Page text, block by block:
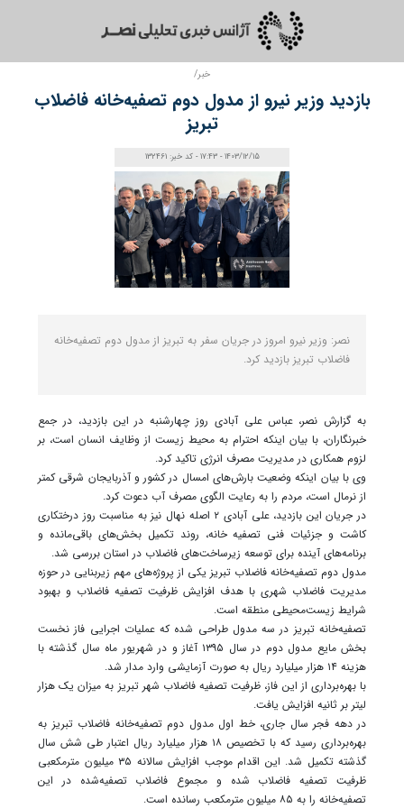
خبر/
بازدید وزیر نیرو از مدول دوم تصفیه‌خانه فاضلاب
تبریز
1403/12/15 - 17:43 - کد خبر: 132461
نصر: وزیر نیرو امروز در جریان سفر به تبریز از مدول دوم تصفیه‌خانه
فاضلاب تبریز بازدید کرد.
به گزارش نصر، عباس علی آبادی روز چهارشنبه در این بازدید، در جمع
خبرنگاران، با بیان اینکه احترام به محیط زیست از وظایف انسان است، بر
لزوم همکاری در مدیریت مصرف انرژی تاکید کرد.
وی با بیان اینکه وضعیت بارش‌های امسال در کشور و آذربایجان شرقی کمتر
از نرمال است، مردم را به رعایت الگوی مصرف آب دعوت کرد.
در جریان این بازدید، علی آبادی ۲ اصله نهال نیز به مناسبت روز درختکاری
کاشت و جزئیات فنی تصفیه خانه، روند تکمیل بخش‌های باقی‌مانده و
برنامه‌های آینده برای توسعه زیرساخت‌های فاضلاب در استان بررسی شد.
مدول دوم تصفیه‌خانه فاضلاب تبریز یکی از پروژه‌های مهم زیربنایی در حوزه
مدیریت فاضلاب شهری با هدف افزایش ظرفیت تصفیه فاضلاب و بهبود
شرایط زیست‌محیطی منطقه است.
تصفیه‌خانه تبریز در سه مدول طراحی شده که عملیات اجرایی فاز نخست
بخش مایع مدول دوم در سال ۱۳۹۵ آغاز و در شهریور ماه سال گذشته با
هزینه‌ ۱۴ هزار میلیارد ریال به صورت آزمایشی وارد مدار شد.
با بهره‌برداری از این فاز، ظرفیت تصفیه فاضلاب شهر تبریز به میزان یک هزار
لیتر بر ثانیه افزایش یافت.
در دهه فجر سال جاری، خط اول مدول دوم تصفیه‌خانه فاضلاب تبریز به
بهره‌برداری رسید که با تخصیص ۱۸ هزار میلیارد ریال اعتبار طی شش سال
گذشته تکمیل شد. این اقدام موجب افزایش سالانه ۳۵ میلیون مترمکعبی
ظرفیت تصفیه فاضلاب شده و مجموع فاضلاب تصفیه‌شده در این
تصفیه‌خانه را به ۸۵ میلیون مترمکعب رسانده است.